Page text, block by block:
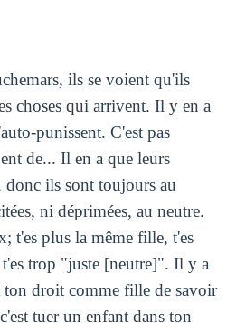
ils se voient qu'ils
choses qui arrivent. Il y en a
punissent. C'est pas
de... Il en a que leurs
donc ils sont toujours au
ni déprimées, au neutre.
t'es plus la même fille, t'es
trop "juste [neutre]". Il y a
ton droit comme fille de savoir
tuer un enfant dans ton